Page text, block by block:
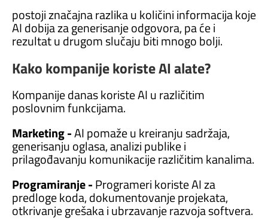
postoji značajna razlika u količini informacija koje
AI dobija za generisanje odgovora, pa će i
rezultat u drugom slučaju biti mnogo bolji.
Kako kompanije koriste AI alate?
Kompanije danas koriste AI u različitim
poslovnim funkcijama.
Marketing -AI pomaže u kreiranju sadržaja,
generisanju oglasa, analizi publike i
prilagođavanju komunikacije različitim kanalima.
Programiranje -Programeri koriste AI za
predloge koda, dokumentovanje projekata,
otkrivanje grešaka i ubrzavanje razvoja softvera.